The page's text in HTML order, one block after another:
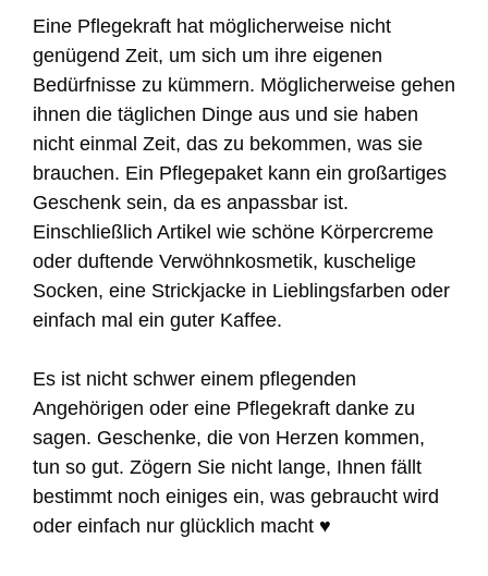
Eine Pflegekraft hat möglicherweise nicht
genügend Zeit, um sich um ihre eigenen
Bedürfnisse zu kümmern. Möglicherweise gehen
ihnen die täglichen Dinge aus und sie haben
nicht einmal Zeit, das zu bekommen, was sie
brauchen. Ein Pflegepaket kann ein großartiges
Geschenk sein, da es anpassbar ist.
Einschließlich Artikel wie schöne Körpercreme
oder duftende Verwöhnkosmetik, kuschelige
Socken, eine Strickjacke in Lieblingsfarben oder
einfach mal ein guter Kaffee.
Es ist nicht schwer einem pflegenden
Angehörigen oder eine Pflegekraft danke zu
sagen. Geschenke, die von Herzen kommen,
tun so gut. Zögern Sie nicht lange, Ihnen fällt
bestimmt noch einiges ein, was gebraucht wird
oder einfach nur glücklich macht ♥